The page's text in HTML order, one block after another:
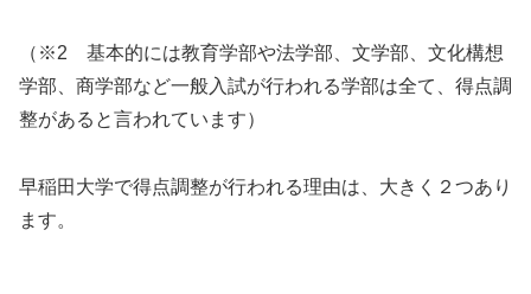
（※2 基本的には教育学部や法学部、文学部、文化構想
学部、商学部など一般入試が行われる学部は全て、得点調
整があると言われています）
早稲田大学で得点調整が行われる理由は、大きく２つあり
ます。